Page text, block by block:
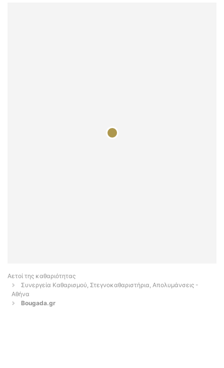
Αετοί της καθαριότητας
Συνεργεία Καθαρισμού, Στεγνοκαθαριστήρια, Απολυμάνσεις -
Αθήνα
Bougada.gr